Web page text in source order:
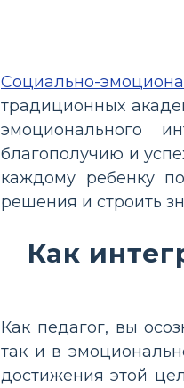
Социально-
традиционных
эмоционального
благополучию и
каждому ребенку
решения и строить
Как
Как педагог, вы
так и в
достижения этой